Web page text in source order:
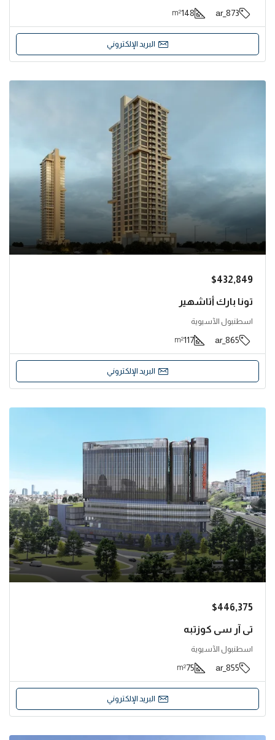
873_ar
148
m²
البريد الإلكتروني
$432,849
تونا بارك أتاشهير
اسطنبول الآسيوية
865_ar
117
m²
البريد الإلكتروني
$446,375
تي آر سي كوزتبه
اسطنبول الآسيوية
855_ar
75
m²
البريد الإلكتروني